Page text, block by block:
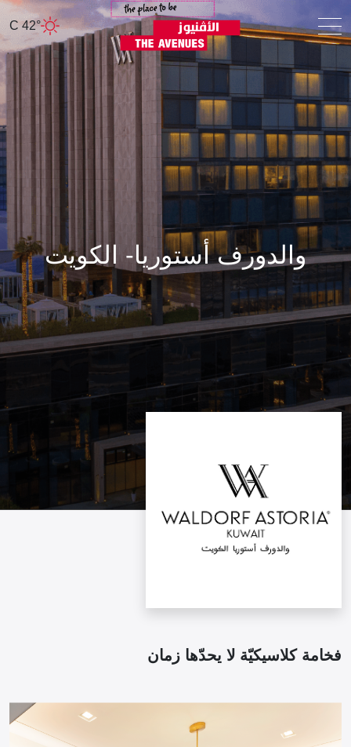
42° C
والدورف أستوريا- الكويت
فخامة كلاسيكيّة لا يحدّها زمان